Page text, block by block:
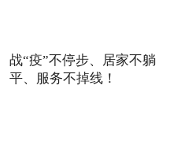
战“疫”不停步、居家不躺
平、服务不掉线！